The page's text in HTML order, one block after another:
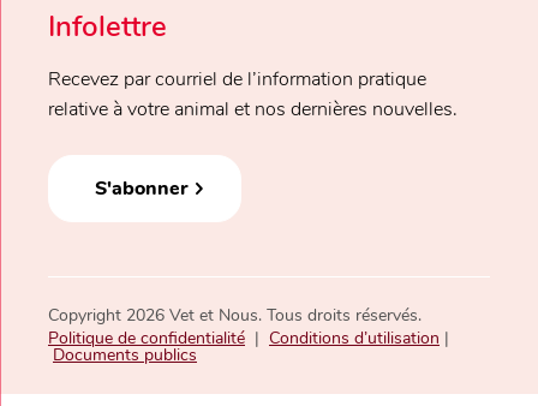
Infolettre
Recevez par courriel de l’information pratique
relative à votre animal et nos dernières nouvelles.
S'abonner
Copyright 2026 Vet et Nous. Tous droits réservés.
Politique de confidentialité | Conditions d’utilisation |
Documents publics